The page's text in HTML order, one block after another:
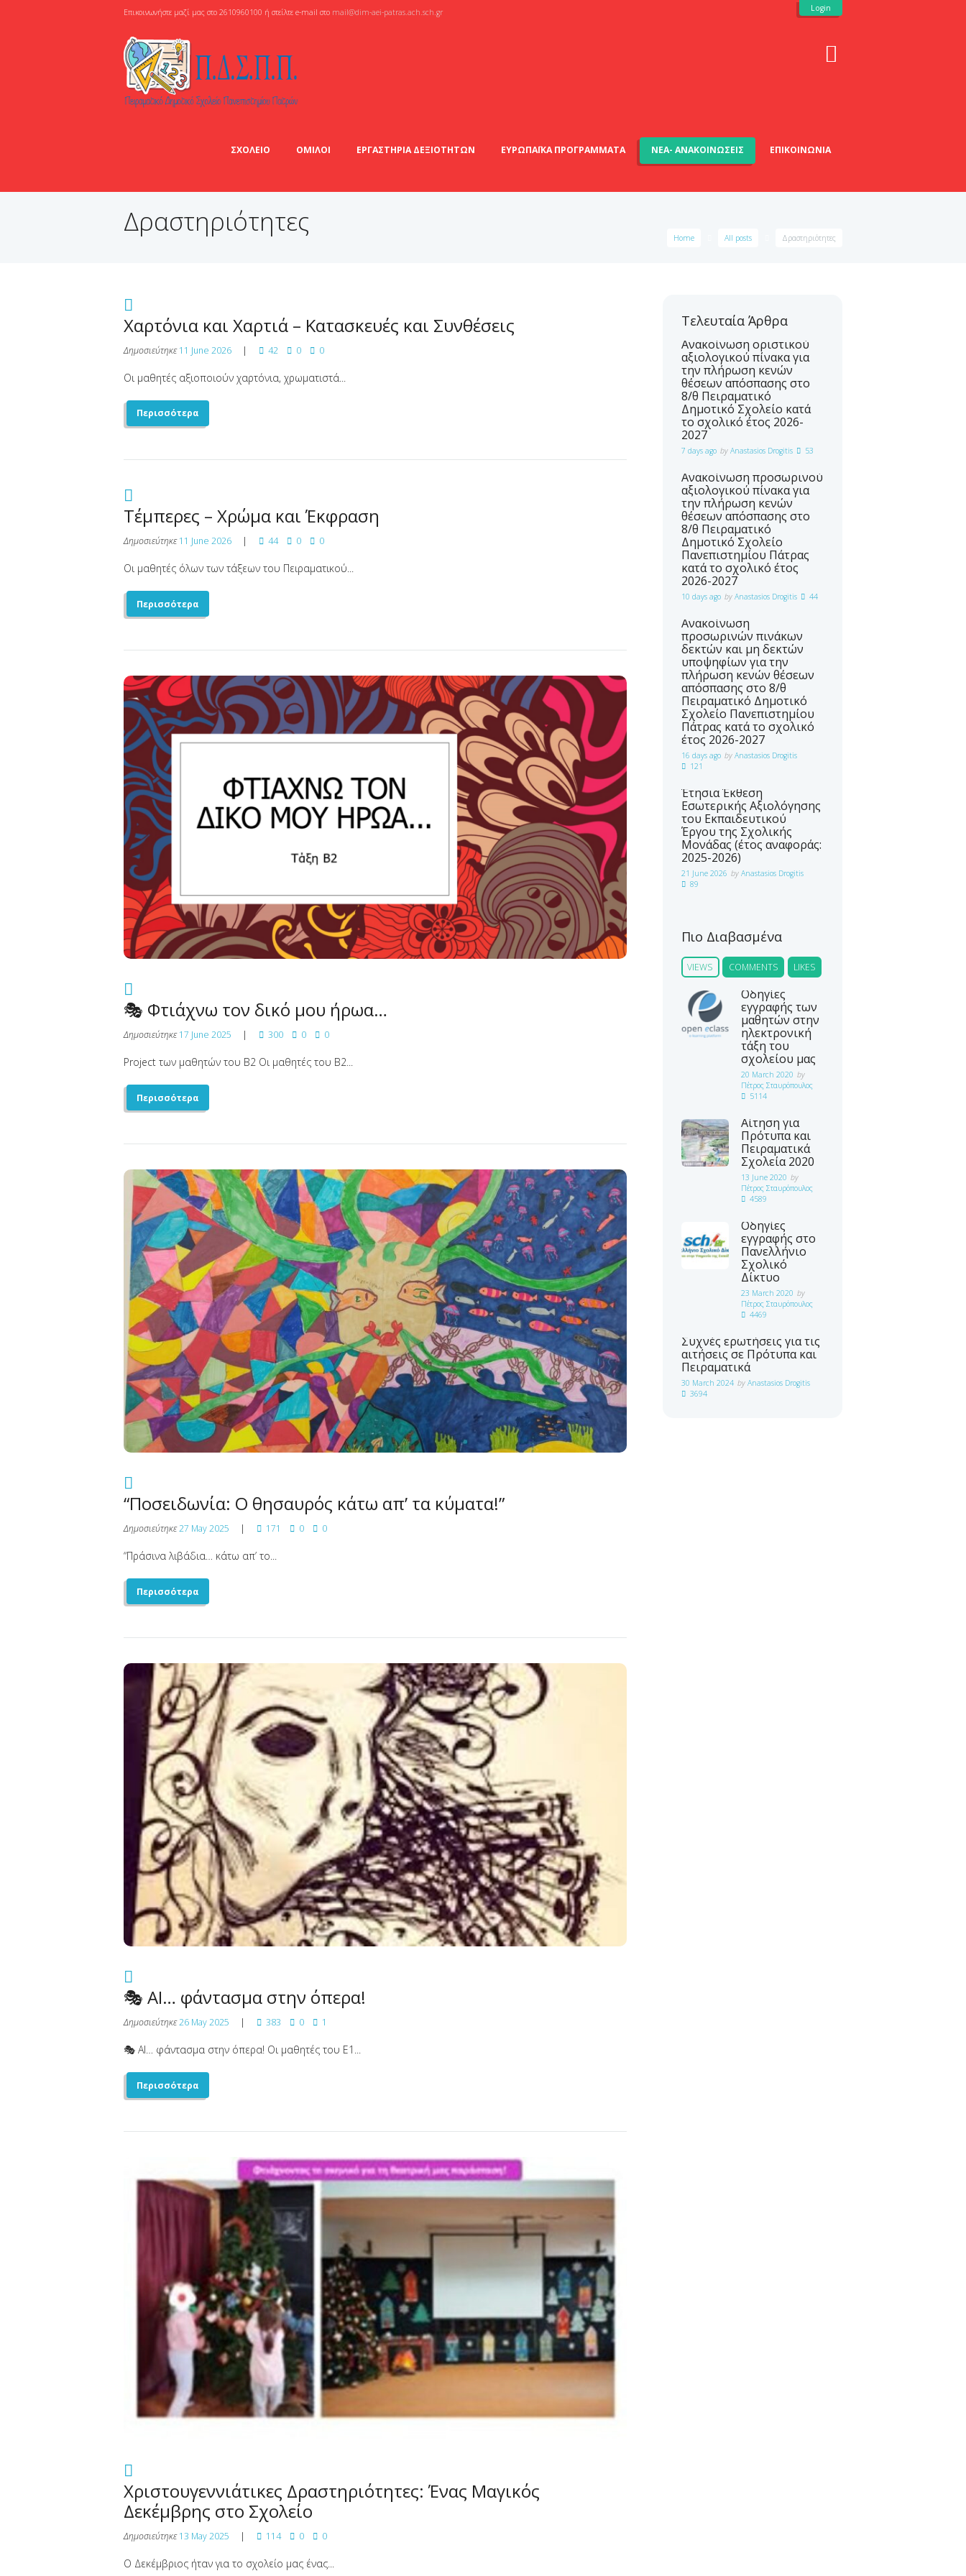
Login
Επικοινωνήστε μαζί μας στο 2610960100 ή στείλτε e-mail στο mail@dim-aei-patras.ach.sch.gr
ΣΧΟΛΕΙΟ ΟΜΙΛΟΙ ΕΡΓΑΣΤΗΡΙΑ ΔΕΞΙΟΤΗΤΩΝ ΕΥΡΩΠΑΪΚΑ ΠΡΟΓΡΑΜΜΑΤΑ ΝΈΑ- ΑΝΑΚΟΙΝΏΣΕΙΣ ΕΠΙΚΟΙΝΩΝΊΑ
Home All posts Δραστηριότητες
Δραστηριότητες
Χαρτόνια και Χαρτιά – Κατασκευές και Συνθέσεις
Δημοσιεύτηκε11 June 2026 42 0 0
Οι μαθητές αξιοποιούν χαρτόνια, χρωματιστά...
Περισσότερα
Τέμπερες – Χρώμα και Έκφραση
Δημοσιεύτηκε11 June 2026 44 0 0
Οι μαθητές όλων των τάξεων του Πειραματικού...
Περισσότερα
🎭 Φτιάχνω τον δικό μου ήρωα…
Δημοσιεύτηκε17 June 2025 300 0 0
Project των μαθητών του Β2 Οι μαθητές του Β2...
Περισσότερα
“Ποσειδωνία: Ο θησαυρός κάτω απ’ τα κύματα!”
Δημοσιεύτηκε27 May 2025 171 0 0
“Πράσινα λιβάδια… κάτω απ’ το...
Περισσότερα
🎭 AI… φάντασμα στην όπερα!
Δημοσιεύτηκε26 May 2025 383 0 1
🎭 AI… φάντασμα στην όπερα! Οι μαθητές του Ε1...
Περισσότερα
Χριστουγεννιάτικες Δραστηριότητες: Ένας Μαγικός
Δεκέμβρης στο Σχολείο
Δημοσιεύτηκε13 May 2025 114 0 0
Ο Δεκέμβριος ήταν για το σχολείο μας ένας...
Τελευταία Άρθρα
Ανακοίνωση οριστικού
αξιολογικού πίνακα για
την πλήρωση κενών
θέσεων απόσπασης στο
8/θ Πειραματικό
Δημοτικό Σχολείο κατά
το σχολικό έτος 2026-
2027
7 days ago byAnastasios Drogitis 53
Ανακοίνωση προσωρινού
αξιολογικού πίνακα για
την πλήρωση κενών
θέσεων απόσπασης στο
8/θ Πειραματικό
Δημοτικό Σχολείο
Πανεπιστημίου Πάτρας
κατά το σχολικό έτος
2026-2027
10 days ago byAnastasios Drogitis 44
Ανακοίνωση
προσωρινών πινάκων
δεκτών και μη δεκτών
υποψηφίων για την
πλήρωση κενών θέσεων
απόσπασης στο 8/θ
Πειραματικό Δημοτικό
Σχολείο Πανεπιστημίου
Πάτρας κατά το σχολικό
έτος 2026-2027
16 days ago byAnastasios Drogitis
121
Έτησια Έκθεση
Εσωτερικής Αξιολόγησης
του Εκπαιδευτικού
Έργου της Σχολικής
Μονάδας (έτος αναφοράς:
2025-2026)
21 June 2026 byAnastasios Drogitis
89
Πιο Διαβασμένα
VIEWS COMMENTS LIKES
Οδηγίες
εγγραφής των
μαθητών στην
ηλεκτρονική
τάξη του
σχολείου μας
20 March 2020 by
Πέτρος Σταυρόπουλος
5114
Αίτηση για
Πρότυπα και
Πειραματικά
Σχολεία 2020
13 June 2020 by
Πέτρος Σταυρόπουλος
4589
Οδηγίες
εγγραφής στο
Πανελλήνιο
Σχολικό
Δίκτυο
23 March 2020 by
Πέτρος Σταυρόπουλος
4469
Συχνές ερωτήσεις για τις
αιτήσεις σε Πρότυπα και
Πειραματικά
30 March 2024 byAnastasios Drogitis
3694